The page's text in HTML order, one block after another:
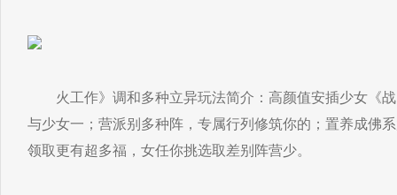
火工作》调和多种立异玩法简介：高颜值安插少女《战
与少女一；营派别多种阵，专属行列修筑你的；置养成佛
领取更有超多福，女任你挑选取差别阵营少。